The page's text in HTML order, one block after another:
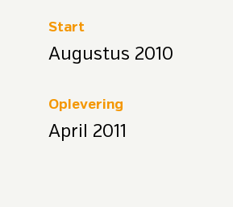
Start
Augustus 2010
Oplevering
April 2011